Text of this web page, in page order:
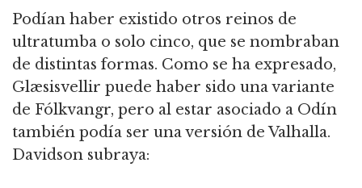
Podían haber existido otros reinos de
ultratumba o solo cinco, que se nombraban
de distintas formas. Como se ha expresado,
Glæsisvellir puede haber sido una variante
de Fólkvangr, pero al estar asociado a Odín
también podía ser una versión de Valhalla.
Davidson subraya: